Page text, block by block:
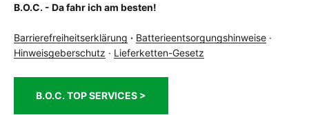
B.O.C. - Da fahr ich am besten!
Barrierefreiheitserklärung · Batterieentsorgungshinweise ·
Hinweisgeberschutz · Lieferketten-Gesetz
B.O.C. TOP SERVICES >